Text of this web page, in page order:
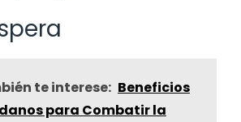
te interese: Beneficios
para Combatir la